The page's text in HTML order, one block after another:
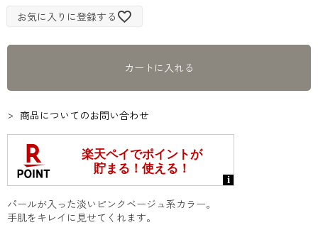
お気に入りに登録する
カートに入れる
商品についてのお問い合わせ
パールが入った淡いピンクベージュ系カラー。
手肌をキレイに見せてくれます。